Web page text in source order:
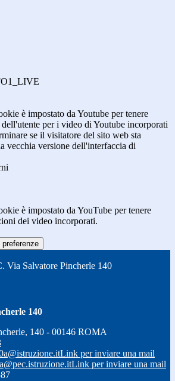
è impostato da Youtube per tenere
per i video di Youtube incorporati
se il visitatore del sito web sta
vecchia versione dell'interfaccia di
è impostato da YouTube per tenere
dei video incorporati.
Via Salvatore Pincherle 140
140
140 - 00146 ROMA
Link per inviare una mail
Link per inviare una mail